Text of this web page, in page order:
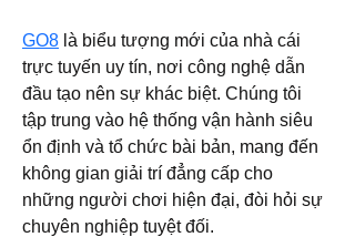
GO8 là biểu tượng mới của nhà cái
trực tuyến uy tín, nơi công nghệ dẫn
đầu tạo nên sự khác biệt. Chúng tôi
tập trung vào hệ thống vận hành siêu
ổn định và tổ chức bài bản, mang đến
không gian giải trí đẳng cấp cho
những người chơi hiện đại, đòi hỏi sự
chuyên nghiệp tuyệt đối.